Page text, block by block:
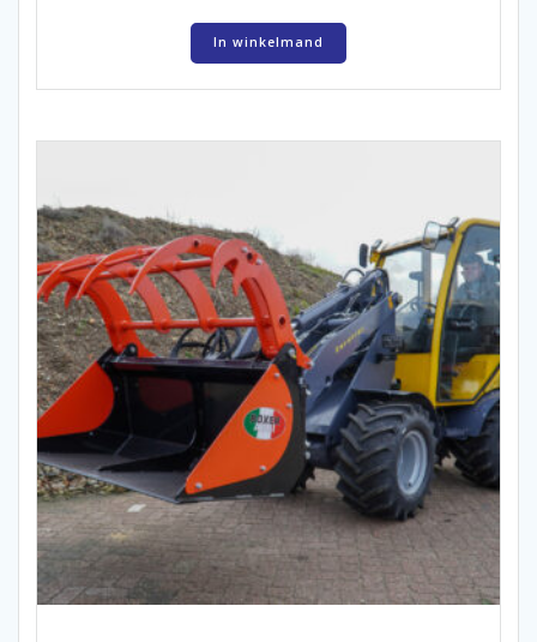
In winkelmand